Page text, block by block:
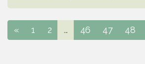
« 1 2 ... 46 47 48